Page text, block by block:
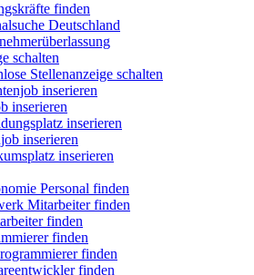
finden
Deutschland
schalten
Stellenanzeige schalten
inserieren
inserieren
inserieren
inserieren
inserieren
Personal finden
Mitarbeiter finden
finden
finden
finden
finden